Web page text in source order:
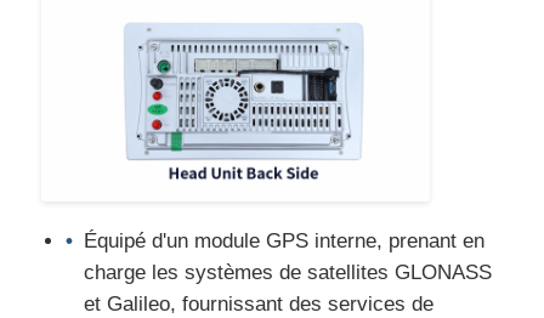
GPS pour DVD de voiture
Lecteur multimédia de voiture
Équipé d'un module GPS interne, prenant en
charge les systèmes de satellites GLONASS
et Galileo, fournissant des services de